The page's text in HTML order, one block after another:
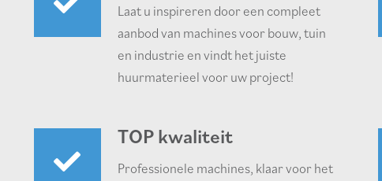
Laat u inspireren door een compleet
aanbod van machines voor bouw, tuin
en industrie en vindt het juiste
huurmaterieel voor uw project!
TOP kwaliteit
Professionele machines, klaar voor het